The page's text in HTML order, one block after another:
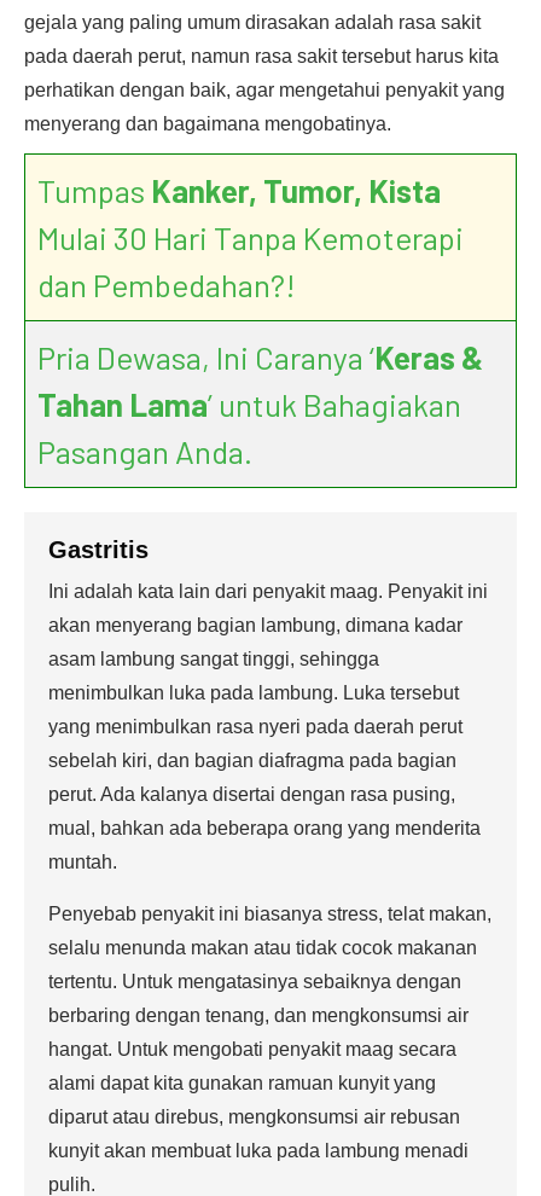
gejala yang paling umum dirasakan adalah rasa sakit
pada daerah perut, namun rasa sakit tersebut harus kita
perhatikan dengan baik, agar mengetahui penyakit yang
menyerang dan bagaimana mengobatinya.
Tumpas Kanker, Tumor, Kista
Mulai 30 Hari Tanpa Kemoterapi
dan Pembedahan?!
Pria Dewasa, Ini Caranya ‘Keras &
Tahan Lama’ untuk Bahagiakan
Pasangan Anda.
Gastritis
Ini adalah kata lain dari penyakit maag. Penyakit ini
akan menyerang bagian lambung, dimana kadar
asam lambung sangat tinggi, sehingga
menimbulkan luka pada lambung. Luka tersebut
yang menimbulkan rasa nyeri pada daerah perut
sebelah kiri, dan bagian diafragma pada bagian
perut. Ada kalanya disertai dengan rasa pusing,
mual, bahkan ada beberapa orang yang menderita
muntah.
Penyebab penyakit ini biasanya stress, telat makan,
selalu menunda makan atau tidak cocok makanan
tertentu. Untuk mengatasinya sebaiknya dengan
berbaring dengan tenang, dan mengkonsumsi air
hangat. Untuk mengobati penyakit maag secara
alami dapat kita gunakan ramuan kunyit yang
diparut atau direbus, mengkonsumsi air rebusan
kunyit akan membuat luka pada lambung menadi
pulih.